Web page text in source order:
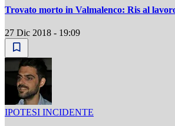
Trovato morto in Valmalenco: Ris al
27 Dic 2018 - 19:09
IPOTESI INCIDENTE